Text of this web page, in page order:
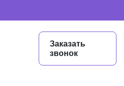
Заказать
звонок